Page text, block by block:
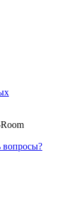
вопросы?